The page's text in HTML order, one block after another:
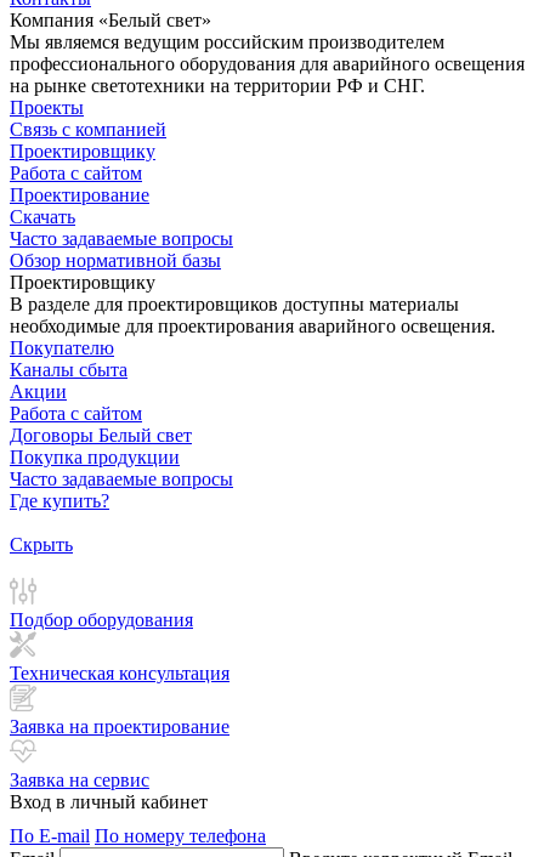
Компания «Белый свет»
Мы являемся ведущим российским производителем
профессионального оборудования для аварийного освещения
на рынке светотехники на территории РФ и СНГ.
Проекты
Связь с компанией
Проектировщику
Работа с сайтом
Проектирование
Скачать
Часто задаваемые вопросы
Обзор нормативной базы
Проектировщику
В разделе для проектировщиков доступны материалы
необходимые для проектирования аварийного освещения.
Покупателю
Каналы сбыта
Акции
Работа с сайтом
Договоры Белый свет
Покупка продукции
Часто задаваемые вопросы
Где купить?
Скрыть
Подбор оборудования
Техническая консультация
Заявка на проектирование
Заявка на сервис
Вход в личный кабинет
По E-mail По номеру телефона